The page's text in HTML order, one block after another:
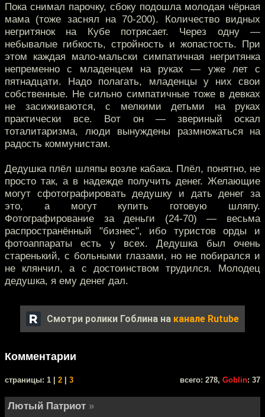
Пока снимал парочку, сбоку подошла молодая чёрная
мама (тоже заснял на 70-200). Количество видных
негритянок на Кубе потрясает. Через одну —
небывалые гибкость, стройность и жопастость. При
этом каждая мало-мальски симпатичная негритянка
непременно с младенцем на руках — уже лет с
пятнадцати. Надо полагать, младенцы у них свои
собственные. Не сильно симпатичные тоже в девках
не засиживаются, с мелкими детьми на руках
практически все. Вот он — звериный оскал
тоталитаризма, люди вынуждены размножаться на
радость коммунистам.
Дедушка плёл шляпы возле кабака. Плёл, понятно, не
просто так, а в надежде получить денег. Желающие
могут сфотографировать дедушку и дать денег за
это, а могут купить готовую шляпу.
Фотографирование за деньги (24-70) — весьма
распространённый "бизнес", ибо туристов орды и
фотоаппараты есть у всех. Дедушка был очень
старенький, с больными глазами, но не побирался и
не клянчил, а с достоинством трудился. Молодец
дедушка, я ему денег дал.
Смотри ролики Гоблина на канале Rutube
Комментарии
cтраницы: 1 | 2 3 всего: 278, Goblin: 37
Лютый Патриот »